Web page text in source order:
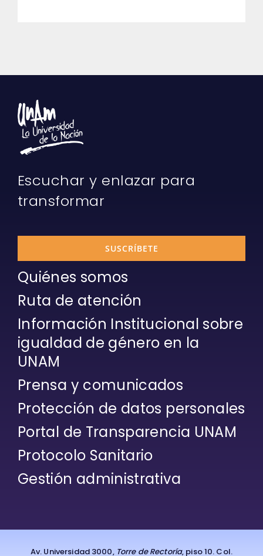
Escuchar y enlazar para
transformar
SUSCRÍBETE
Quiénes somos
Ruta de atención
Información Institucional sobre
igualdad de género en la
UNAM
Prensa y comunicados
Protección de datos personales
Portal de Transparencia UNAM
Protocolo Sanitario
Gestión administrativa
Av. Universidad 3000, Torre de Rectoría, piso 10. Col.